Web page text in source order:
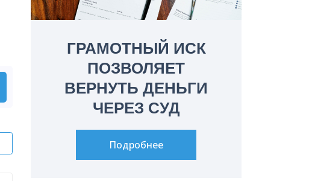
ГРАМОТНЫЙ ИСК
ПОЗВОЛЯЕТ
ВЕРНУТЬ ДЕНЬГИ
ЧЕРЕЗ СУД
Подробнее